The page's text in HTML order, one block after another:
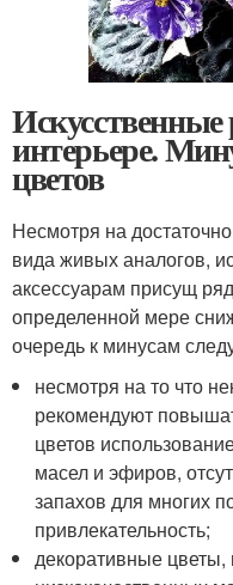
Искусственные
интерьере.
цветов
Несмотря на
вида живых аналогов,
аксессуарам присущ
определенной мере
очередь к минусам
несмотря на то что
рекомендуют
цветов
масел и эфиров,
запахов для многих
привлекательность;
декоративные